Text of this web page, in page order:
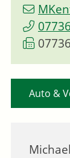
Auto &